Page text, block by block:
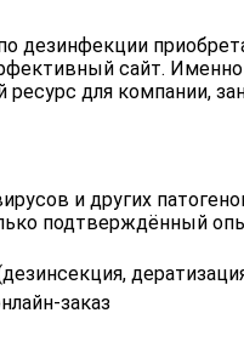
дезинфекции
сайт.
для компании,
и других
подтверждённый